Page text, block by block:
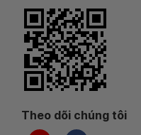
Theo dõi chúng tôi